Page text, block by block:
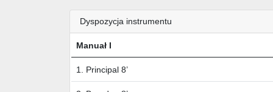
Dyspozycja instrumentu
Manuał I
1. Principal 8’